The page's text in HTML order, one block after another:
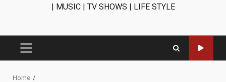
| MUSIC | TV SHOWS | LIFE STYLE
PRIMARY
Home